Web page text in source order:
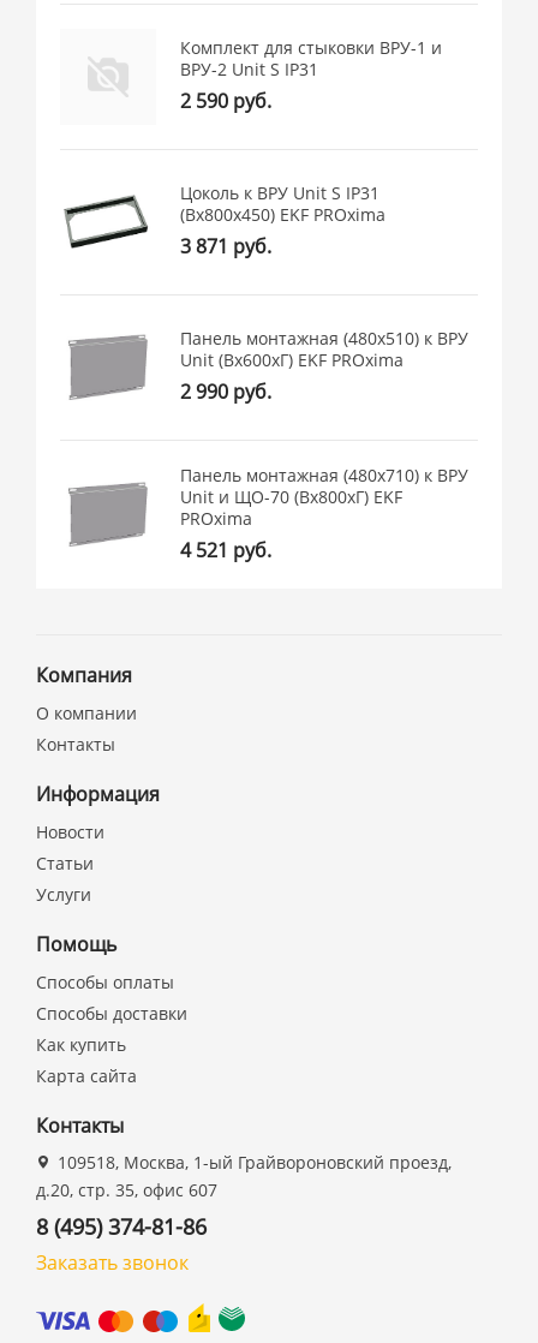
Комплект для стыковки ВРУ-1 и
ВРУ-2 Unit S IP31
2 590 руб.
Цоколь к ВРУ Unit S IP31
(Вх800х450) EKF PROxima
3 871 руб.
Панель монтажная (480x510) к ВРУ
Unit (Вх600хГ) EKF PROxima
2 990 руб.
Панель монтажная (480x710) к ВРУ
Unit и ЩО-70 (Вх800хГ) EKF
PROxima
4 521 руб.
Компания
О компании
Контакты
Информация
Новости
Статьи
Услуги
Помощь
Способы оплаты
Способы доставки
Как купить
Карта сайта
Контакты
109518, Москва, 1-ый Грайвороновский проезд,
д.20, стр. 35, офис 607
8 (495) 374-81-86
Заказать звонок